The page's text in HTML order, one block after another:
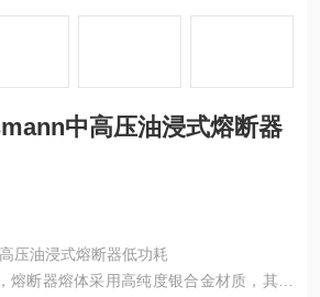
中高压油浸式熔断器
压油浸式熔断器低功耗
熔断器熔体采用高纯度银合金材质，其导